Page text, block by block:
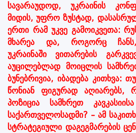
სავარაუდოდ, უკრაინის
მიდის, უფრო ზუსტად,
ერთი რამ უკვე გამოიკვეთა:
მხარეა და, როგორც ჩანს,
უკრაინაში ვითარების
აუცილებლად მოიცლის
ბუნებრივია, იბადება კითხვა:
წონიან ფიგურად აღიარებს,
პოზიცია სამხრეთ
საქართველოსადმი? – ამ
სტრატეგიული დაგეგმარების